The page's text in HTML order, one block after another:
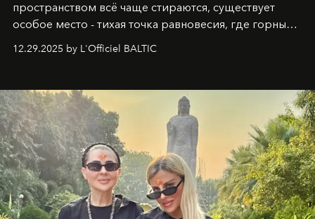
пространством всё чаще стираются, существует
особое место - тихая точка равновесия, где горные
вершины Швейцарии встречаются с бездонными
глубинами человеческой души. Здесь, на стыке
Ольга Потапова - женщина, чей путь от поиска
истины превратился в искусство превращения
человеческих кризисов в возможности для
возрождения.
12.29.2025 by L'Officiel BALTIC